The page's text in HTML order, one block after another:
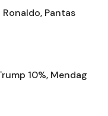
Pantas
10%, Mendag